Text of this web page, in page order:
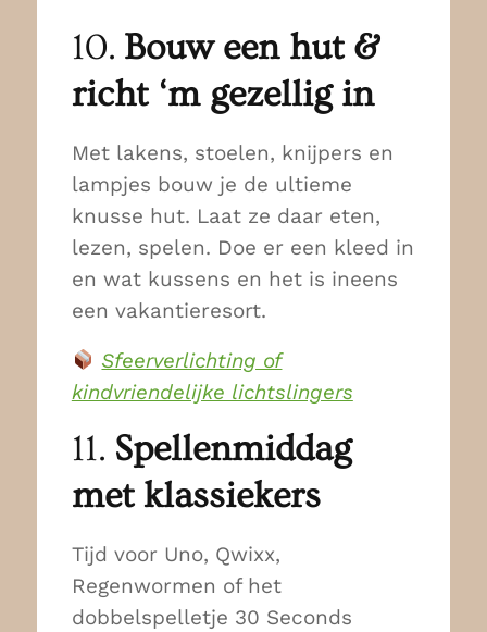
10. Bouw een hut &
richt ‘m gezellig in
Met lakens, stoelen, knijpers en
lampjes bouw je de ultieme
knusse hut. Laat ze daar eten,
lezen, spelen. Doe er een kleed in
en wat kussens en het is ineens
een vakantieresort.
Sfeerverlichting of
kindvriendelijke lichtslingers
11. Spellenmiddag
met klassiekers
Tijd voor Uno, Qwixx,
Regenwormen of het
dobbelspelletje 30 Seconds